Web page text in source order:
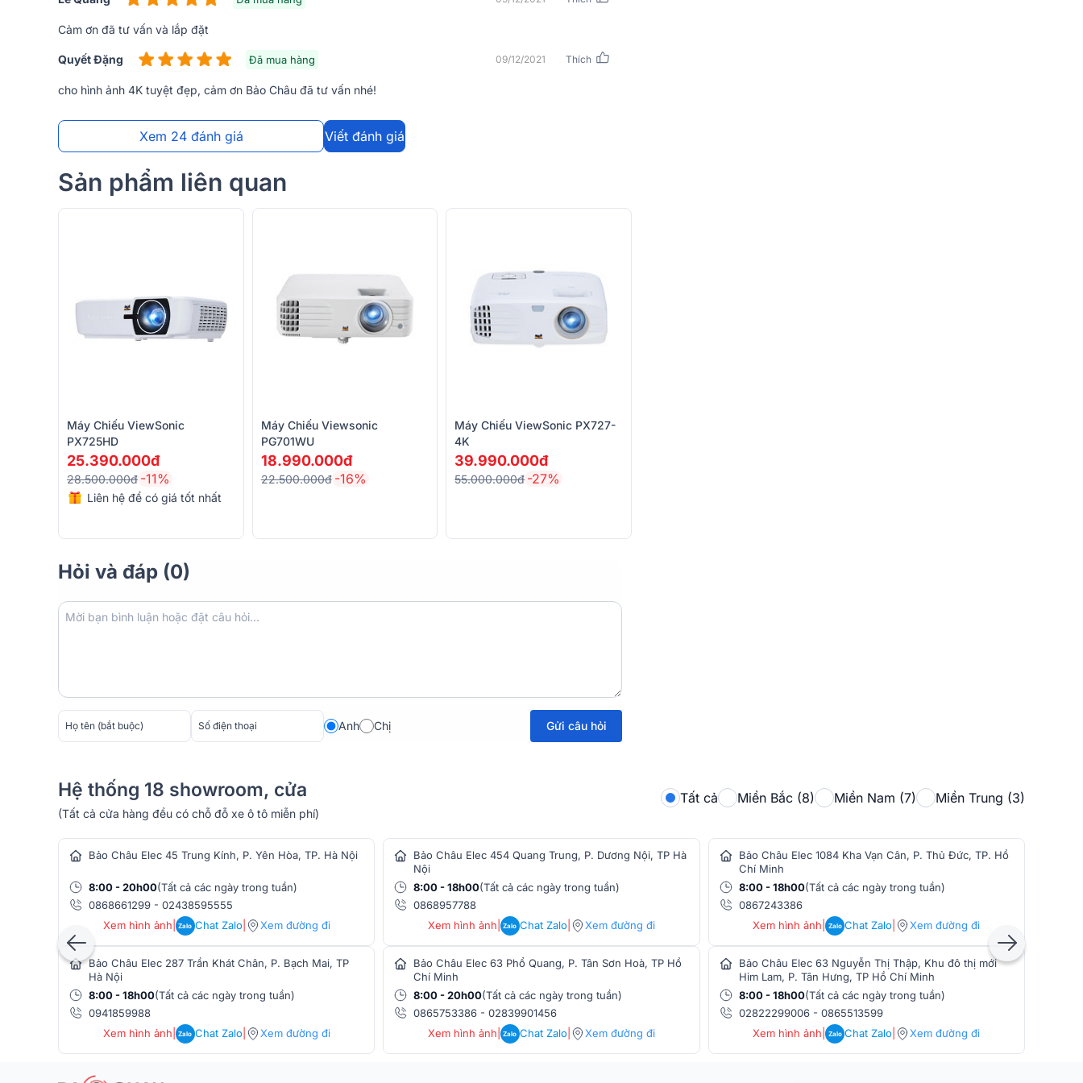
Máy Chiếu 4K Viewsonic hay được cập nhật mới nhất
Máy Chiếu 4K Viewsonic PX701-4K sở hữu thiết kế hiện đại, tinh tế, các chi tiết được chế tạo tỉ
Cảm ơn đã tư vấn và lắp đặt
Quyết Đặng Đã mua hàng 09/12/2021 Thích
cho hình ảnh 4K tuyệt đẹp, cảm ơn Bảo Châu đã tư vấn nhé!
Xem 24 đánh giá Viết đánh giá
Sản phẩm liên quan
Máy Chiếu ViewSonic
PX725HD
25.390.000đ
28.500.000đ -11%
Liên hệ để có giá tốt nhất
Máy Chiếu Viewsonic
PG701WU
18.990.000đ
22.500.000đ -16%
Máy Chiếu ViewSonic PX727-
4K
39.990.000đ
55.000.000đ -27%
Hỏi và đáp (0)
Anh Chị Gửi câu hỏi
Hệ thống 18 showroom, cửa
hàng âm thanh
(Tất cả cửa hàng đều có chỗ đỗ xe ô tô miễn phí)
Tất cả Miền Bắc (8) Miền Nam (7) Miền Trung (3)
Bảo Châu Elec 45 Trung Kính, P. Yên Hòa, TP. Hà Nội
8:00 - 20h00(Tất cả các ngày trong tuần)
0868661299 - 02438595555
Xem hình ảnh
Zalo Chat Zalo| Xem đường đi
Bảo Châu Elec 287 Trần Khát Chân, P. Bạch Mai, TP
Hà Nội
8:00 - 18h00(Tất cả các ngày trong tuần)
0941859988
Xem hình ảnh
Zalo Chat Zalo| Xem đường đi
Bảo Châu Elec 454 Quang Trung, P. Dương Nội, TP Hà
Nội
8:00 - 18h00(Tất cả các ngày trong tuần)
0868957788
Xem hình ảnh
Zalo Chat Zalo| Xem đường đi
Bảo Châu Elec 63 Phổ Quang, P. Tân Sơn Hoà, TP Hồ
Chí Minh
8:00 - 20h00(Tất cả các ngày trong tuần)
0865753386 -02839901456
Xem hình ảnh
Zalo Chat Zalo| Xem đường đi
Bảo Châu Elec 1084 Kha Vạn Cân, P. Thủ Đức, TP. Hồ
Chí Minh
8:00 - 18h00(Tất cả các ngày trong tuần)
0867243386
Xem hình ảnh | Zalo Chat Zalo Xem đường đi
Bảo Châu Elec 63 Nguyễn Thị Thập, Khu đô thị mới
Him Lam, P. Tân Hưng, TP Hồ Chí Minh
8:00 - 18h00(Tất cả các ngày trong tuần)
02822299006- 0865513599
Xem hình ảnh | Zalo Chat Zalo Xem đường đi